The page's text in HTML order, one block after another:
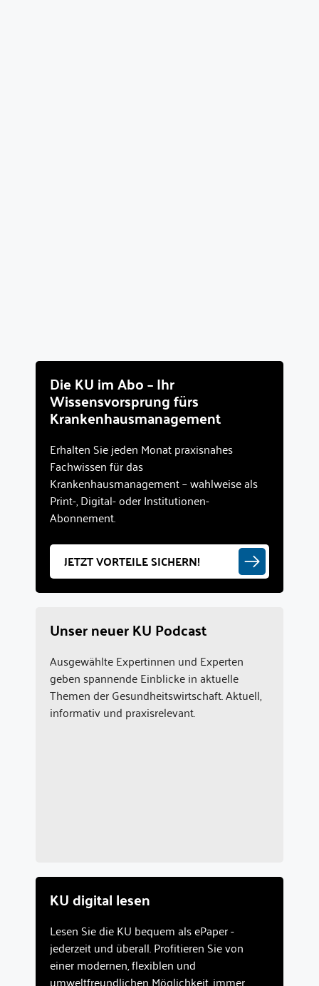
Die KU im Abo – Ihr
Wissensvorsprung fürs
Krankenhausmanagement
Erhalten Sie jeden Monat praxisnahes
Fachwissen für das
Krankenhausmanagement – wahlweise als
Print-, Digital- oder Institutionen-
Abonnement.
JETZT VORTEILE SICHERN!
Unser neuer KU Podcast
Ausgewählte Expertinnen und Experten
geben spannende Einblicke in aktuelle
Themen der Gesundheitswirtschaft. Aktuell,
informativ und praxisrelevant.
KU digital lesen
Lesen Sie die KU bequem als ePaper -
jederzeit und überall. Profitieren Sie von
einer modernen, flexiblen und